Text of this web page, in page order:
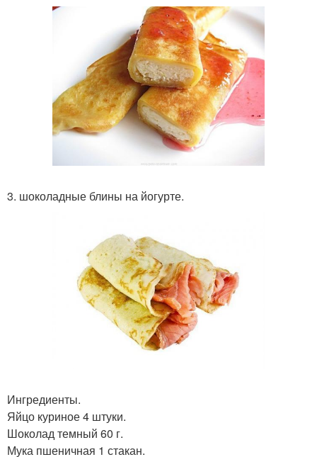
3. шоколадные блины на йогурте.
Ингредиенты.
Яйцо куриное 4 штуки.
Шоколад темный 60 г.
Мука пшеничная 1 стакан.